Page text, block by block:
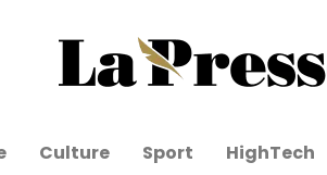
Culture Sport HighTech